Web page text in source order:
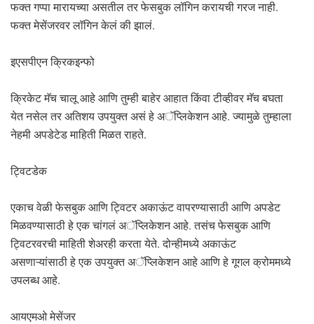
फक्त गप्पा मारायच्या असतील तर फेसबुक लॉगिन करायची गरज नाही.
फक्त मेसेंजरवर लॉगिन केलं की झालं.
इएसपीएन क्रिकइन्फो
क्रिकेट मॅच चालू आहे आणि तुम्ही बाहेर आहात किंवा टीव्हीवर मॅच बघता
येत नसेल तर अतिशय उपयुक्त असं हे अॅप्लिकेशन आहे. ज्यामुळे तुम्हाला
नेहमी अपडेटेड माहिती मिळत राहते.
ट्विटडेक
एकाच वेळी फेसबुक आणि ट्विटर अकाऊंट वापरण्यासाठी आणि अपडेट
मिळवण्यासाठी हे एक चांगलं अॅप्लिकेशन आहे. तसंच फेसबुक आणि
ट्विटरवरची माहिती शेअरही करता येते. दोन्हीमध्ये अकाऊंट
असणाऱ्यांसाठी हे एक उपयुक्त अॅप्लिकेशन आहे आणि हे गूगल क्रोममध्ये
उपलब्ध आहे.
आयएमओ मेसेंजर